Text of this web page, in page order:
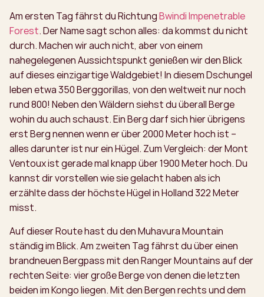
Am ersten Tag fährst du RichtungBwindi Impenetrable
Forest. Der Name sagt schon alles: da kommst du nicht
durch. Machen wir auch nicht, aber von einem
nahegelegenen Aussichtspunkt genießen wir den Blick
auf dieses einzigartige Waldgebiet! In diesem Dschungel
leben etwa 350 Berggorillas, von den weltweit nur noch
rund 800! Neben den Wäldern siehst du überall Berge
wohin du auch schaust. Ein Berg darf sich hier übrigens
erst Berg nennen wenn er über 2000 Meter hoch ist –
alles darunter ist nur ein Hügel. Zum Vergleich: der Mont
Ventoux ist gerade mal knapp über 1900 Meter hoch. Du
kannst dir vorstellen wie sie gelacht haben als ich
erzählte dass der höchste Hügel in Holland 322 Meter
misst.
Auf dieser Route hast du den Muhavura Mountain
ständig im Blick. Am zweiten Tag fährst du über einen
brandneuen Bergpass mit den Ranger Mountains auf der
rechten Seite: vier große Berge von denen die letzten
beiden im Kongo liegen. Mit den Bergen rechts und dem